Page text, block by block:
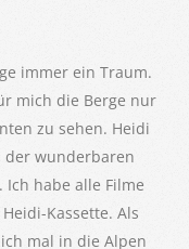
immer ein Traum.
mich die Berge nur
zu sehen. Heidi
der wunderbaren
habe alle Filme
Kassette. Als
mal in die Alpen